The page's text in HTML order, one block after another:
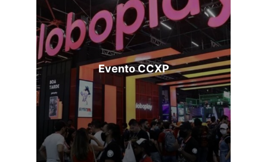
Evento CCXP